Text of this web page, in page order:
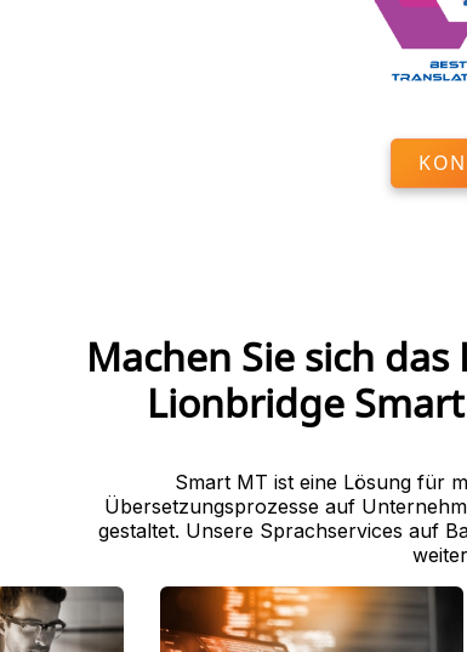
Machen Sie sich
Lionbridge
Smart MT ist eine Lösung für
Übersetzungsprozesse auf
gestaltet. Unsere Sprachservices auf